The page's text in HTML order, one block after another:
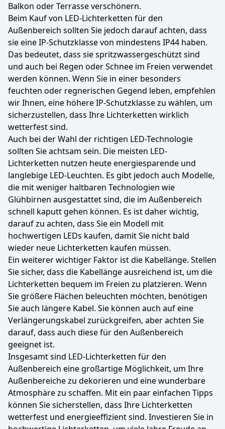
Balkon oder Terrasse verschönern.
Beim Kauf von LED-Lichterketten für den
Außenbereich sollten Sie jedoch darauf achten, dass
sie eine IP-Schutzklasse von mindestens IP44 haben.
Das bedeutet, dass sie spritzwassergeschützt sind
und auch bei Regen oder Schnee im Freien verwendet
werden können. Wenn Sie in einer besonders
feuchten oder regnerischen Gegend leben, empfehlen
wir Ihnen, eine höhere IP-Schutzklasse zu wählen, um
sicherzustellen, dass Ihre Lichterketten wirklich
wetterfest sind.
Auch bei der Wahl der richtigen LED-Technologie
sollten Sie achtsam sein. Die meisten LED-
Lichterketten nutzen heute energiesparende und
langlebige LED-Leuchten. Es gibt jedoch auch Modelle,
die mit weniger haltbaren Technologien wie
Glühbirnen ausgestattet sind, die im Außenbereich
schnell kaputt gehen können. Es ist daher wichtig,
darauf zu achten, dass Sie ein Modell mit
hochwertigen LEDs kaufen, damit Sie nicht bald
wieder neue Lichterketten kaufen müssen.
Ein weiterer wichtiger Faktor ist die Kabellänge. Stellen
Sie sicher, dass die Kabellänge ausreichend ist, um die
Lichterketten bequem im Freien zu platzieren. Wenn
Sie größere Flächen beleuchten möchten, benötigen
Sie auch längere Kabel. Sie können auch auf eine
Verlängerungskabel zurückgreifen, aber achten Sie
darauf, dass auch diese für den Außenbereich
geeignet ist.
Insgesamt sind LED-Lichterketten für den
Außenbereich eine großartige Möglichkeit, um Ihre
Außenbereiche zu dekorieren und eine wunderbare
Atmosphäre zu schaffen. Mit ein paar einfachen Tipps
können Sie sicherstellen, dass Ihre Lichterketten
wetterfest und energieeffizient sind. Investieren Sie in